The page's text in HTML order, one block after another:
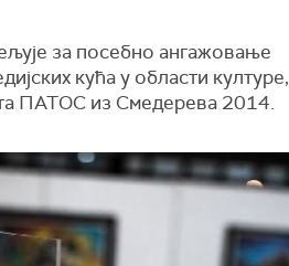
за посебно ангажовање
кућа у области културе,
ПАТОС из Смедерева 2014.